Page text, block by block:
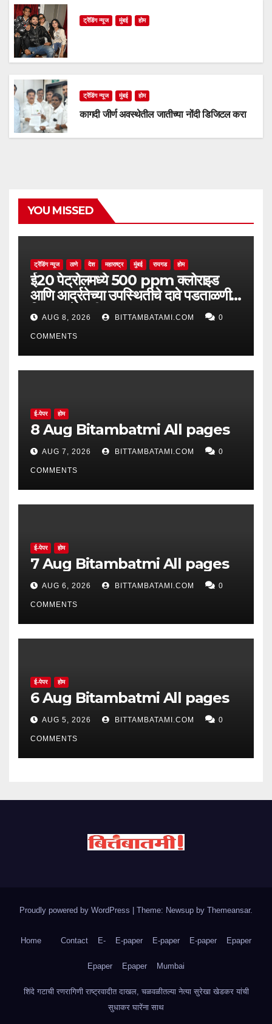
ट्रेंडिंग न्यूज मुंबई होम
ट्रेंडिंग न्यूज मुंबई होम
कागदी जीर्ण अवस्थेतील जातीच्या नोंदी डिजिटल करा
YOU MISSED
ट्रेंडिंग न्यूज ठाणे देश महाराष्ट्र मुंबई रायगड होम
ई20 पेट्रोलमध्ये 500 ppm क्लोराइड
आणि आर्द्रतेच्या उपस्थितीचे दावे पडताळणीत
सिद्ध झाले नाहीत
AUG 8, 2026 BITTAMBATAMI.COM 0
COMMENTS
ई-पेपर होम
8 Aug Bitambatmi All pages
AUG 7, 2026 BITTAMBATAMI.COM 0
COMMENTS
ई-पेपर होम
7 Aug Bitambatmi All pages
AUG 6, 2026 BITTAMBATAMI.COM 0
COMMENTS
ई-पेपर होम
6 Aug Bitambatmi All pages
AUG 5, 2026 BITTAMBATAMI.COM 0
COMMENTS
Proudly powered by WordPress | Theme: Newsup by Themeansar.
Home Contact E- E-paper E-paper E-paper Epaper
Epaper Epaper Mumbai
शिंदे गटाची रणरागिणी राष्ट्रवादीत दाखल, चळवळीतल्या नेत्या सुरेखा खेडकर यांची
सुधाकर घारेंना साथ